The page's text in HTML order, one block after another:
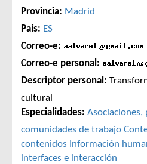
Provincia: Madrid
País: ES
Correo-e:
Correo-e personal:
Descriptor personal:
cultural
Especialidades: Asociaciones,
comunidades de trabajo
contenidos Información
interfaces e interacción